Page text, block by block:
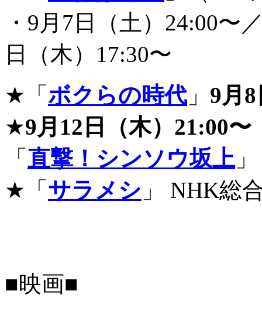
・9月7日（土）24:00〜
日（木）17:30〜
★「 ボクらの時代」 9月
★9月12日（木）21:00〜
「 直撃！シンソウ坂上
★「 サラメシ 」 NHK総
■映画■